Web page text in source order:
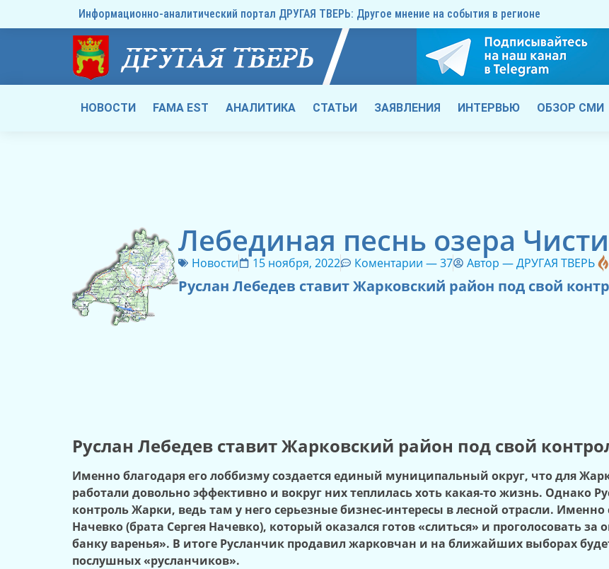
Информационно-аналитический портал ДРУГАЯ ТВЕРЬ: Другое мнение на события в регионе
НОВОСТИ FAMA EST АНАЛИТИКА СТАТЬИ ЗАЯВЛЕНИЯ ИНТЕРВЬЮ ОБЗОР СМИ
Лебединая песнь озера
Новости 15 ноября, 2022 Коментарии —37 Автор —ДРУГАЯ ТВЕРЬ
Руслан Лебедев ставит Жарковский район под свой
Руслан Лебедев ставит Жарковский район под свой
Именно благодаря его лоббизму создается единый муниципальный округ, что для
работали довольно эффективно и вокруг них теплилась хоть какая-то жизнь. Однако
контроль Жарки, ведь там у него серьезные бизнес-интересы в лесной отрасли.
Начевко (брата Сергея Начевко), который оказался готов «слиться» и проголосовать
банку варенья». В итоге Русланчик продавил жарковчан и на ближайших выборах
послушных «русланчиков».